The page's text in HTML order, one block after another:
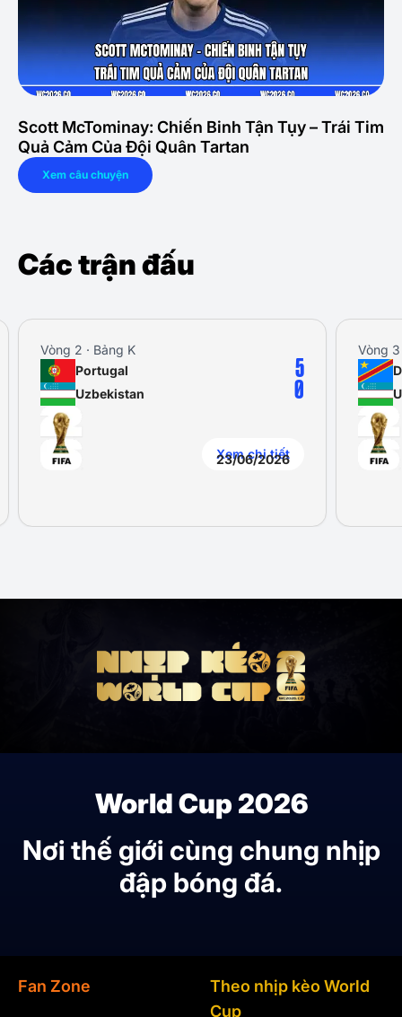
Scott McTominay: Chiến Binh Tận Tụy – Trái Tim
Quả Cảm Của Đội Quân Tartan
Xem câu chuyện
Các trận đấu
Vòng 2 · Bảng K
23/06/2026
Portugal
Uzbekistan
Xem chi tiết
Vòng 3 ·
DR
World Cup 2026
Nơi thế giới cùng chung nhịp
đập bóng đá.
Fan Zone
Theo nhịp kèo World
Cup